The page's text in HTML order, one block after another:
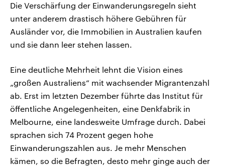
Die Verschärfung der Einwanderungsregeln sieht
unter anderem drastisch höhere Gebühren für
Ausländer vor, die Immobilien in Australien kaufen
und sie dann leer stehen lassen.
Eine deutliche Mehrheit lehnt die Vision eines
„großen Australiens“ mit wachsender Migrantenzahl
ab. Erst im letzten Dezember führte das Institut für
öffentliche Angelegenheiten, eine Denkfabrik in
Melbourne, eine landesweite Umfrage durch. Dabei
sprachen sich 74 Prozent gegen hohe
Einwanderungszahlen aus. Je mehr Menschen
kämen, so die Befragten, desto mehr ginge auch der